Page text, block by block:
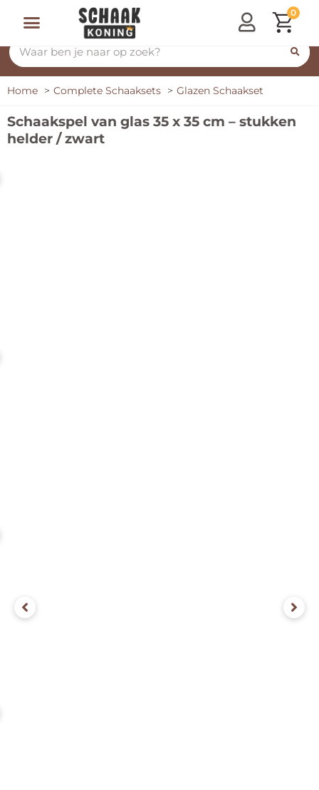
0
Home Complete Schaaksets Glazen Schaakset
Schaakspel van glas 35 x 35 cm – stukken
helder / zwart